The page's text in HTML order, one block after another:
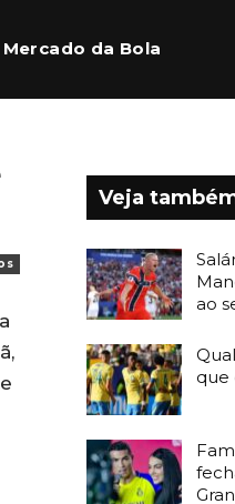
Mercado da Bola
Veja
ao
que